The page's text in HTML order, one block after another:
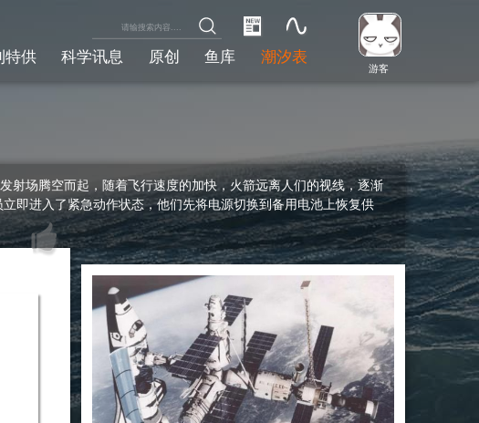
游客
特供 科学讯息 原创 鱼库 潮汐表
射场腾空而起，随着飞行速度的加快，火箭远离人们的视线，逐渐
即进入了紧急动作状态，他们先将电源切换到备用电池上恢复供